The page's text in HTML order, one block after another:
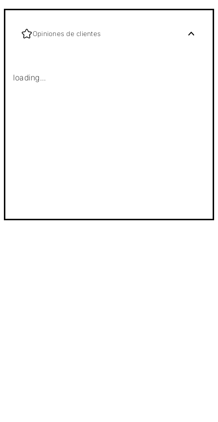
Opiniones de clientes
loading...